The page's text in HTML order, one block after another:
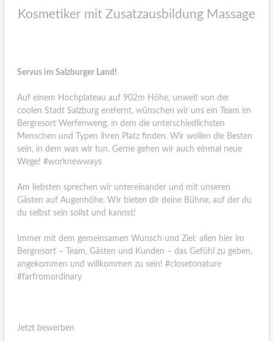
Kosmetiker mit Zusatzausbildung Massage
Servus im Salzburger Land!
Auf einem Hochplateau auf 902m Höhe, unweit von der
coolen Stadt Salzburg entfernt, wünschen wir uns ein Team im
Bergresort Werfenweng, in dem die unterschiedlichsten
Menschen und Typen ihren Platz finden. Wir wollen die Besten
sein, in dem was wir tun. Gerne gehen wir auch einmal neue
Wege! #worknewways
Am liebsten sprechen wir untereinander und mit unseren
Gästen auf Augenhöhe. Wir bieten dir deine Bühne, auf der du
du selbst sein sollst und kannst!
Immer mit dem gemeinsamen Wunsch und Ziel: allen hier im
Bergresort – Team, Gästen und Kunden – das Gefühl zu geben,
angekommen und willkommen zu sein! #closetonature
#farfromordinary
Jetzt bewerben